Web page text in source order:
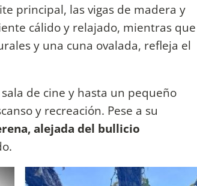
principal, las vigas de madera y
cálido y relajado, mientras que
y una cuna ovalada, refleja el
de cine y hasta un pequeño
y recreación. Pese a su
alejada del bullicio